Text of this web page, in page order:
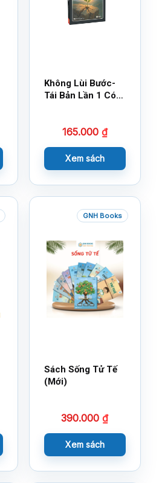
Không Lùi Bước-
Tái Bản Lần 1 Có
165.000 ₫
Xem sách
GNH Books
Sách Sống Tử Tế
(Mới)
390.000₫
Xem sách